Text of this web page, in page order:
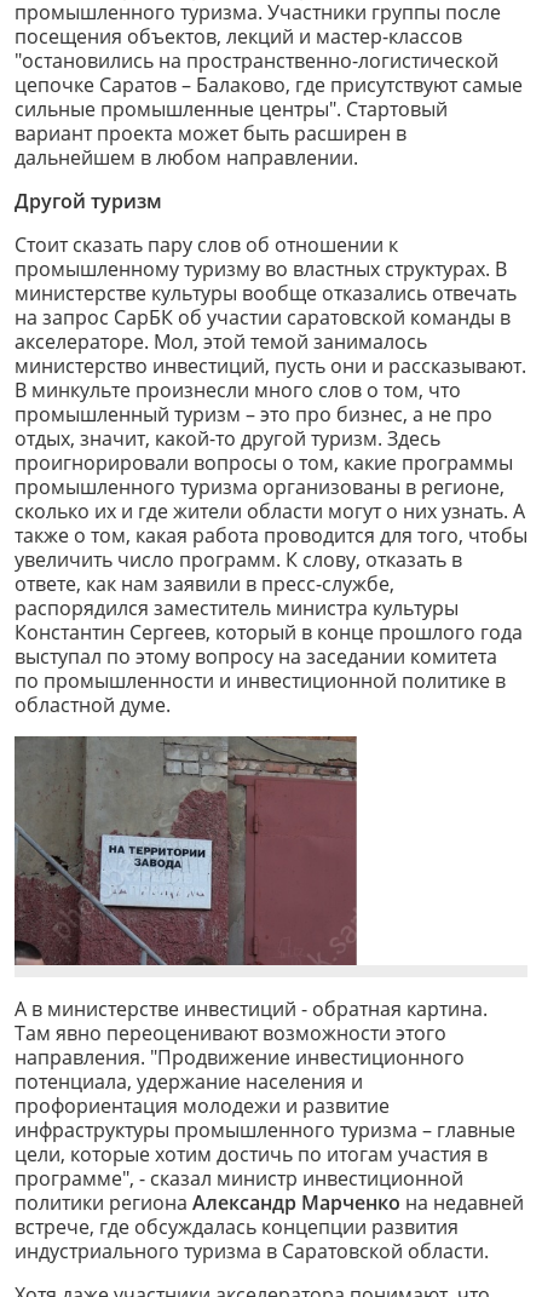
промышленного туризма. Участники группы после
посещения объектов, лекций и мастер-классов
"остановились на пространственно-логистической
цепочке Саратов – Балаково, где присутствуют самые
сильные промышленные центры". Стартовый
вариант проекта может быть расширен в
дальнейшем в любом направлении.
Другой туризм
Стоит сказать пару слов об отношении к
промышленному туризму во властных структурах. В
министерстве культуры вообще отказались отвечать
на запрос СарБК об участии саратовской команды в
акселераторе. Мол, этой темой занималось
министерство инвестиций, пусть они и рассказывают.
В минкульте произнесли много слов о том, что
промышленный туризм – это про бизнес, а не про
отдых, значит, какой-то другой туризм. Здесь
проигнорировали вопросы о том, какие программы
промышленного туризма организованы в регионе,
сколько их и где жители области могут о них узнать. А
также о том, какая работа проводится для того, чтобы
увеличить число программ. К слову, отказать в
ответе, как нам заявили в пресс-службе,
распорядился заместитель министра культуры
Константин Сергеев, который в конце прошлого года
выступал по этому вопросу на заседании комитета
по промышленности и инвестиционной политике в
областной думе.
А в министерстве инвестиций - обратная картина.
Там явно переоценивают возможности этого
направления. "Продвижение инвестиционного
потенциала, удержание населения и
профориентация молодежи и развитие
инфраструктуры промышленного туризма – главные
цели, которые хотим достичь по итогам участия в
программе", - сказал министр инвестиционной
политики региона Александр Марченко на недавней
встрече, где обсуждалась концепции развития
индустриального туризма в Саратовской области.